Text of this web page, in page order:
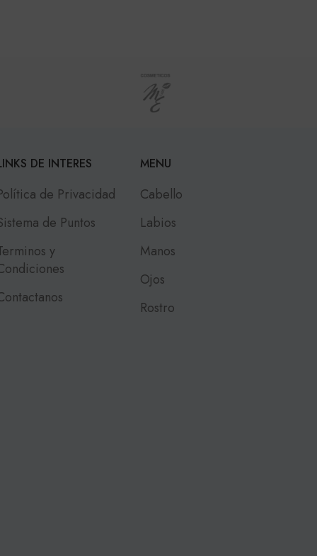
DE INTERES
de Privacidad
de Puntos
y
MENU
Cabello
Labios
Manos
Ojos
Rostro